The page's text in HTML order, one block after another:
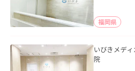
福岡県
いびきメデ
院